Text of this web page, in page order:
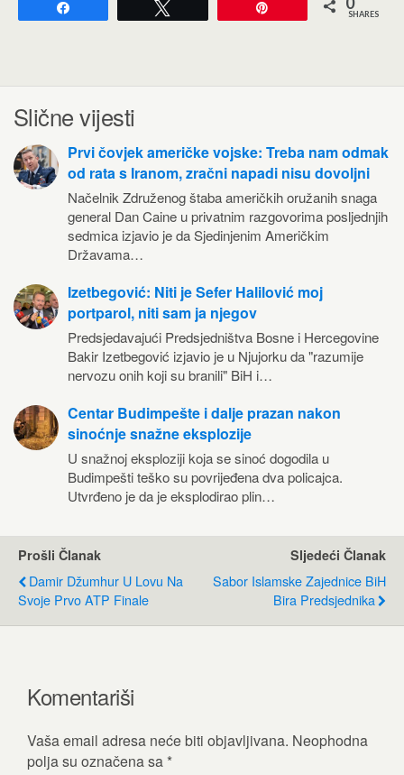
SHARES
Slične vijesti
Prvi čovjek američke vojske: Treba nam odmak
od rata s Iranom, zračni napadi nisu dovoljni
Načelnik Združenog štaba američkih oružanih snaga
general Dan Caine u privatnim razgovorima posljednjih
sedmica izjavio je da Sjedinjenim Američkim
Državama…
Izetbegović: Niti je Sefer Halilović moj
portparol, niti sam ja njegov
Predsjedavajući Predsjedništva Bosne i Hercegovine
Bakir Izetbegović izjavio je u Njujorku da "razumije
nervozu onih koji su branili" BiH i…
Centar Budimpešte i dalje prazan nakon
sinoćnje snažne eksplozije
U snažnoj eksploziji koja se sinoć dogodila u
Budimpešti teško su povrijeđena dva policajca.
Utvrđeno je da je eksplodirao plin…
Prošli Članak
Damir Džumhur U Lovu Na
Svoje Prvo ATP Finale
Sljedeći Članak
Sabor Islamske Zajednice BiH
Bira Predsjednika
Komentariši
Vaša email adresa neće biti objavljivana. Neophodna
polja su označena sa *